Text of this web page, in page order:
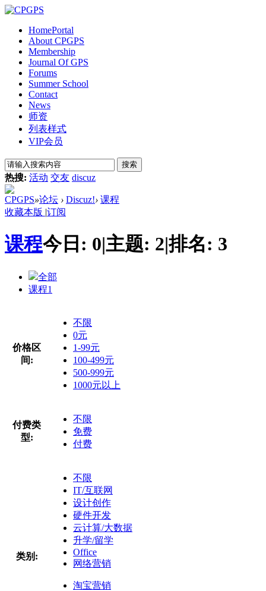
HomePortal
About CPGPS
Membership
Journal Of GPS
Forums
Summer School
Contact
News
师资
列表样式
VIP会员
搜索
热搜: 活动 交友 discuz
CPGPS»论坛 › Discuz!› 课程
收藏本版 |订阅
课程今日: 0|主题: 2|排名: 3
全部
课程1
价格区
间:
不限
0元
1-99元
100-499元
500-999元
1000元以上
付费类
型:
不限
免费
付费
类别:
不限
IT/互联网
设计创作
硬件开发
云计算/大数据
升学/留学
Office
网络营销
淘宝营销